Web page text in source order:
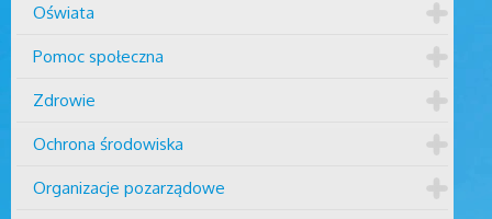
Oświata
Pomoc społeczna
Zdrowie
Ochrona środowiska
Organizacje pozarządowe